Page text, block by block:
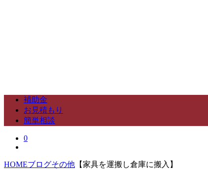
補助金
お見積もり
簡単相談
0
HOMEブログその他 【家具を運搬し倉庫に搬入】